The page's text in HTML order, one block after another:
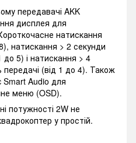
передавачі AKK
дисплея для
натискання
натискання > 2 секунди
до 5) і натискання > 4
передачі (від 1 до 4). Також
Smart Audio для
меню (OSD).
потужності 2W не
у простій.